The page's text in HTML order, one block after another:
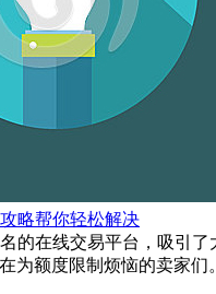
略帮你轻松解决
的在线交易平台，吸引
为额度限制烦恼的卖家们。